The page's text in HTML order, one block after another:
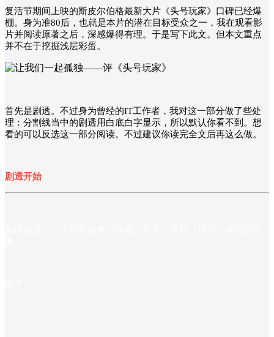
复活节期间上映的斯皮尔伯格最新大片《头号玩家》口碑已经爆
棚。身为准80后，也就是本片的潜在目标受众之一，我在观看影
片并阅读原著之后，深感爆得有理。于是写下此文。但本文重点
并不在于挖掘浅层彩蛋。
首先是剧透。不过身为曾经的IT工作者，我对这一部分做了些处
理：分割线当中的剧透用白底白字显示，所以默认你看不到。想
看的可以反选这一部分阅读。不过建议你读完全文后再这么做。
剧透开始